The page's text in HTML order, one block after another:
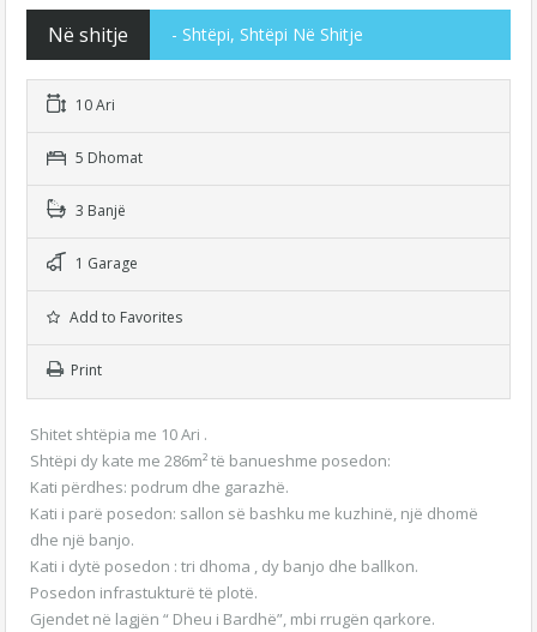
Në shitje - Shtëpi, Shtëpi Në Shitje
10 Ari
5 Dhomat
3 Banjë
1 Garage
Add to Favorites
Print
Shitet shtëpia me 10 Ari .
Shtëpi dy kate me 286m² të banueshme posedon:
Kati përdhes: podrum dhe garazhë.
Kati i parë posedon: sallon së bashku me kuzhinë, një dhomë
dhe një banjo.
Kati i dytë posedon : tri dhoma , dy banjo dhe ballkon.
Posedon infrastukturë të plotë.
Gjendet në lagjën “ Dheu i Bardhë”, mbi rrugën qarkore.